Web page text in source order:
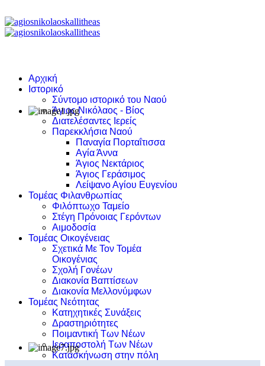
Αρχική
Ιστορικό
Σύντομο ιστορικό του Ναού
Άγιος Νικόλαος - Βίος
Διατελέσαντες Ιερείς
Παρεκκλήσια Ναού
Παναγία Πορταΐτισσα
Αγία Άννα
Άγιος Νεκτάριος
Άγιος Γεράσιμος
Λείψανο Αγίου Ευγενίου
Τομέας Φιλανθρωπίας
Φιλόπτωχο Ταμείο
Στέγη Πρόνοιας Γερόντων
Αιμοδοσία
Τομέας Οικογένειας
Σχετικά Με Τον Τομέα
Οικογένιας
Σχολή Γονέων
Διακονία Βαπτίσεων
Διακονία Μελλονύμφων
Τομέας Νεότητας
Κατηχητικές Συνάξεις
Δραστηριότητες
Ποιμαντική Των Νέων
Ιεραποστολή Των Νέων
Κατασκήνωση στην πόλη